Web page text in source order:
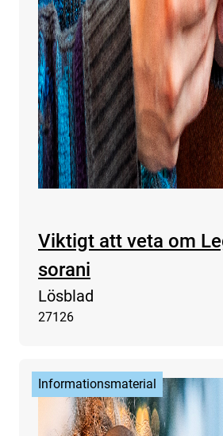
Viktigt att veta om
sorani
Lösblad
27126
Informationsmaterial